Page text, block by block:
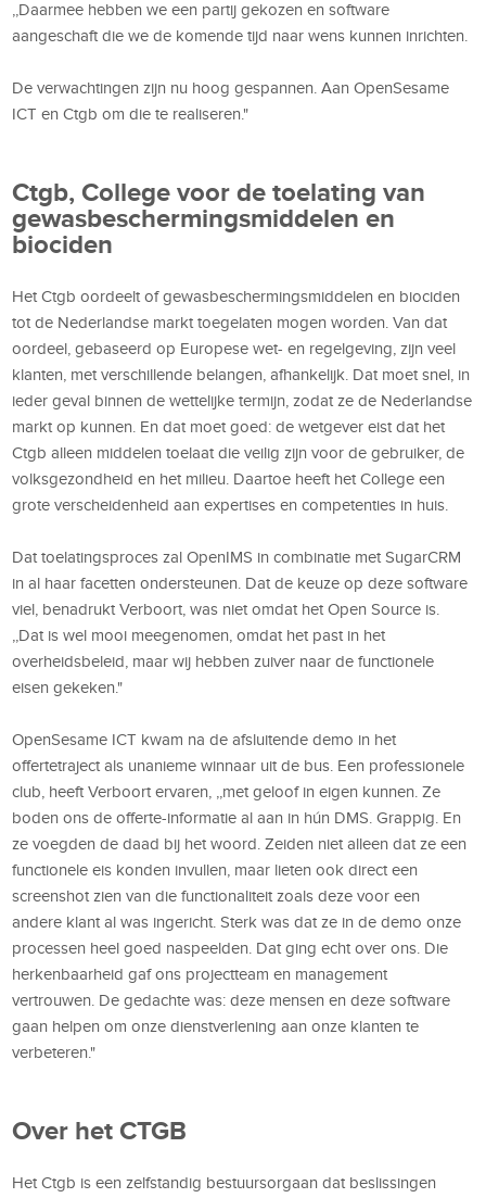
,,Daarmee hebben we een partij gekozen en software
aangeschaft die we de komende tijd naar wens kunnen inrichten.
De verwachtingen zijn nu hoog gespannen. Aan OpenSesame
ICT en Ctgb om die te realiseren."
Ctgb, College voor de toelating van
gewasbeschermingsmiddelen en
biociden
Het Ctgb oordeelt of gewasbeschermingsmiddelen en biociden
tot de Nederlandse markt toegelaten mogen worden. Van dat
oordeel, gebaseerd op Europese wet- en regelgeving, zijn veel
klanten, met verschillende belangen, afhankelijk. Dat moet snel, in
ieder geval binnen de wettelijke termijn, zodat ze de Nederlandse
markt op kunnen. En dat moet goed: de wetgever eist dat het
Ctgb alleen middelen toelaat die veilig zijn voor de gebruiker, de
volksgezondheid en het milieu. Daartoe heeft het College een
grote verscheidenheid aan expertises en competenties in huis.
Dat toelatingsproces zal OpenIMS in combinatie met SugarCRM
in al haar facetten ondersteunen. Dat de keuze op deze software
viel, benadrukt Verboort, was niet omdat het Open Source is.
,,Dat is wel mooi meegenomen, omdat het past in het
overheidsbeleid, maar wij hebben zuiver naar de functionele
eisen gekeken."
OpenSesame ICT kwam na de afsluitende demo in het
offertetraject als unanieme winnaar uit de bus. Een professionele
club, heeft Verboort ervaren, ,,met geloof in eigen kunnen. Ze
boden ons de offerte-informatie al aan in hún DMS. Grappig. En
ze voegden de daad bij het woord. Zeiden niet alleen dat ze een
functionele eis konden invullen, maar lieten ook direct een
screenshot zien van die functionaliteit zoals deze voor een
andere klant al was ingericht. Sterk was dat ze in de demo onze
processen heel goed naspeelden. Dat ging echt over ons. Die
herkenbaarheid gaf ons projectteam en management
vertrouwen. De gedachte was: deze mensen en deze software
gaan helpen om onze dienstverlening aan onze klanten te
verbeteren."
Over het CTGB
Het Ctgb is een zelfstandig bestuursorgaan dat beslissingen